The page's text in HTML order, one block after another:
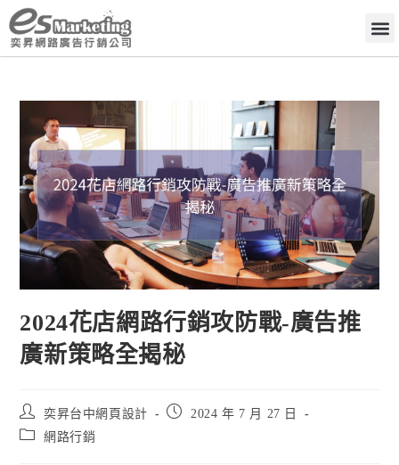
2024花店網路行銷攻防戰-廣告推
廣新策略全揭秘
奕昇台中網頁設計
2024 年 7 月 27 日
網路行銷